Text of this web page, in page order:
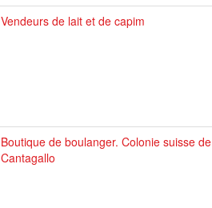
Vendeurs de lait et de capim
Boutique de boulanger. Colonie suisse de
Cantagallo